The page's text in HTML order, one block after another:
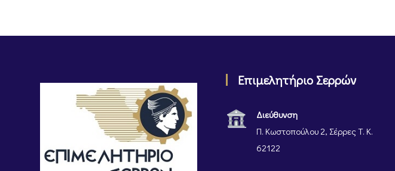
Επιμελητήριο Σερρών
Διεύθυνση
Π. Κωστοπούλου 2, Σέρρες Τ. Κ.
62122